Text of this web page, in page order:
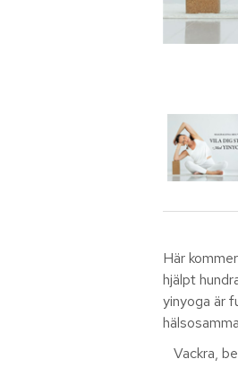
Här
hjälpt
yinyoga är
Vackra,